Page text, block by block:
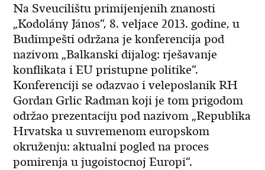
Na Sveucilištu primijenjenih znanosti
„Kodolány János“, 8. veljace 2013. godine, u
Budimpešti održana je konferencija pod
nazivom „Balkanski dijalog: rješavanje
konflikata i EU pristupne politike“.
Konferenciji se odazvao i veleposlanik RH
Gordan Grlic Radman koji je tom prigodom
održao prezentaciju pod nazivom „Republika
Hrvatska u suvremenom europskom
okruženju: aktualni pogled na proces
pomirenja u jugoistocnoj Europi“.